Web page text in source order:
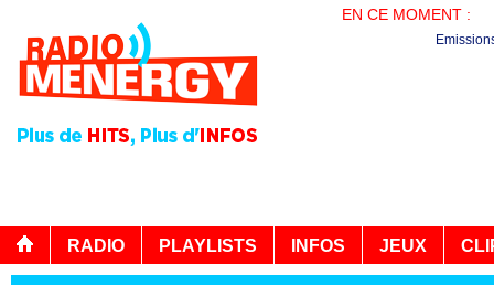
EN CE MOMENT :
RADIO PLAYLISTS INFOS JEUX